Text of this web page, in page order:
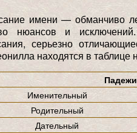
имени — обманчиво
нюансов и
серьезно
находятся в таблице
Именительный
Родительный
Дательный